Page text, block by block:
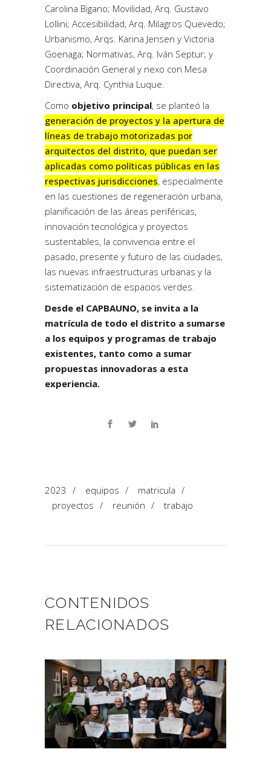
Carolina Bigano; Movilidad, Arq. Gustavo
Lollini; Accesibilidad, Arq. Milagros Quevedo;
Urbanismo, Arqs. Karina Jensen y Victoria
Goenaga; Normativas, Arq. Iván Septur; y
Coordinación General y nexo con Mesa
Directiva, Arq. Cynthia Luque.
Como objetivo principal, se planteó la
generación de proyectos y la apertura de
líneas de trabajo motorizadas por
arquitectos del distrito, que puedan ser
aplicadas como políticas públicas en las
respectivas jurisdicciones, especialmente
en las cuestiones de regeneración urbana,
planificación de las áreas periféricas,
innovación tecnológica y proyectos
sustentables, la convivencia entre el
pasado, presente y futuro de las ciudades,
las nuevas infraestructuras urbanas y la
sistematización de espacios verdes.
Desde el CAPBAUNO, se invita a la
matrícula de todo el distrito a sumarse
a los equipos y programas de trabajo
existentes, tanto como a sumar
propuestas innovadoras a esta
experiencia.
2023 / equipos / matricula /
proyectos / reunión / trabajo
CONTENIDOS
RELACIONADOS